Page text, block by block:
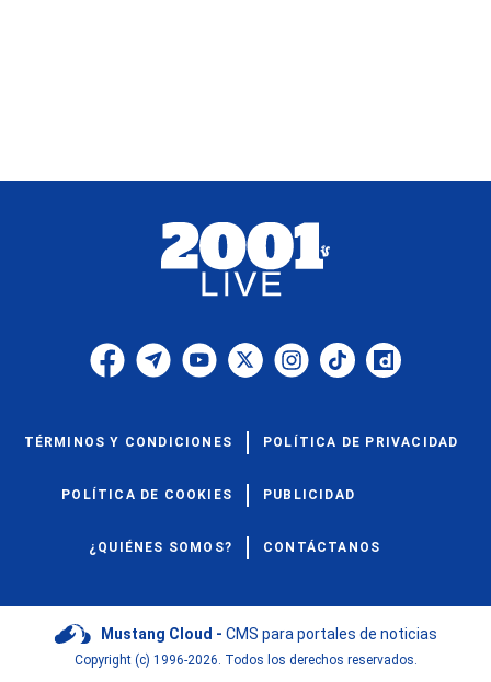
TÉRMINOS Y CONDICIONES POLÍTICA DE PRIVACIDAD
POLÍTICA DE COOKIES PUBLICIDAD
¿QUIÉNES SOMOS? CONTÁCTANOS
Mustang Cloud - CMS para portales de noticias
Copyright (c) 1996-2026. Todos los derechos reservados.